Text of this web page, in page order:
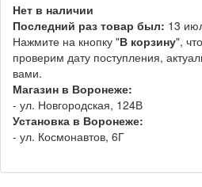
Нет в наличии
Последний раз товар был: 13
Нажмите на кнопку "В корзину",
проверим дату поступления,
вами.
Магазин в Воронеже:
- ул. Новгородская, 124В
Установка в Воронеже:
- ул. Космонавтов, 6Г